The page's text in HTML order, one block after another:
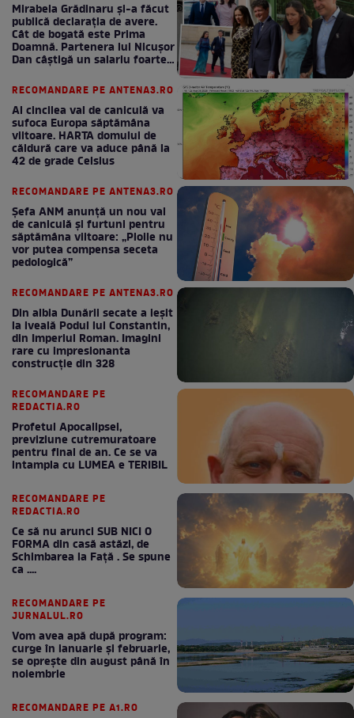
Mirabela Grădinaru și-a făcut
publică declarația de avere.
Cât de bogată este Prima
Doamnă. Partenera lui Nicușor
Dan câștigă un salariu foarte
RECOMANDARE PE ANTENA3.RO
Al cincilea val de caniculă va
sufoca Europa săptămâna
viitoare. HARTA domului de
căldură care va aduce până la
42 de grade Celsius
RECOMANDARE PE ANTENA3.RO
Șefa ANM anunță un nou val
de caniculă și furtuni pentru
săptămâna viitoare: „Ploile nu
vor putea compensa seceta
pedologică”
RECOMANDARE PE ANTENA3.RO
Din albia Dunării secate a ieșit
la iveală Podul lui Constantin,
din Imperiul Roman. Imagini
rare cu impresionanta
construcție din 328
RECOMANDARE PE
REDACTIA.RO
Profetul Apocalipsei,
previziune cutremuratoare
pentru final de an. Ce se va
intampla cu LUMEA e TERIBIL
RECOMANDARE PE
REDACTIA.RO
Ce să nu arunci SUB NICI O
FORMA din casă astăzi, de
Schimbarea la Față . Se spune
ca ....
RECOMANDARE PE
JURNALUL.RO
Vom avea apă după program:
curge în ianuarie și februarie,
se oprește din august până în
noiembrie
RECOMANDARE PE A1.RO